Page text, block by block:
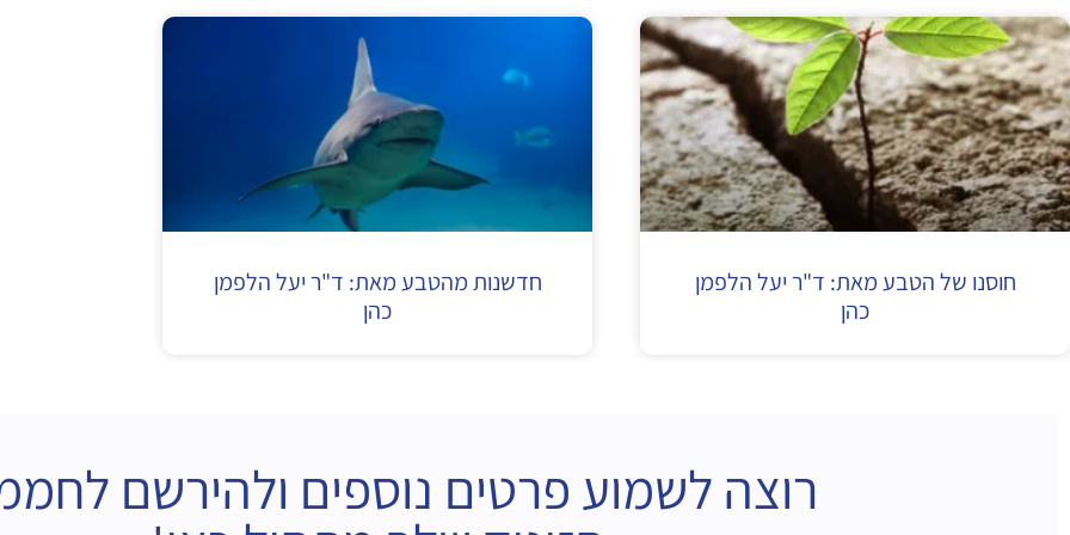
חוסנו של הטבע מאת: ד"ר יעל הלפמן
כהן
חדשנות מהטבע מאת: ד"ר יעל הלפמן
כהן
רוצה לשמוע פרטים נוספים ולהירשם